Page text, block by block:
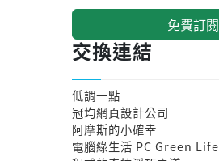
免費訂閱
交換連結
低調一點
冠均網頁設計公司
阿摩斯的小確幸
電腦綠生活 PC Green Life